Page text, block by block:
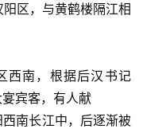
区，与黄鹤楼隔江相
西南，根据后汉书记
宾客，有人献
南长江中，后逐渐被